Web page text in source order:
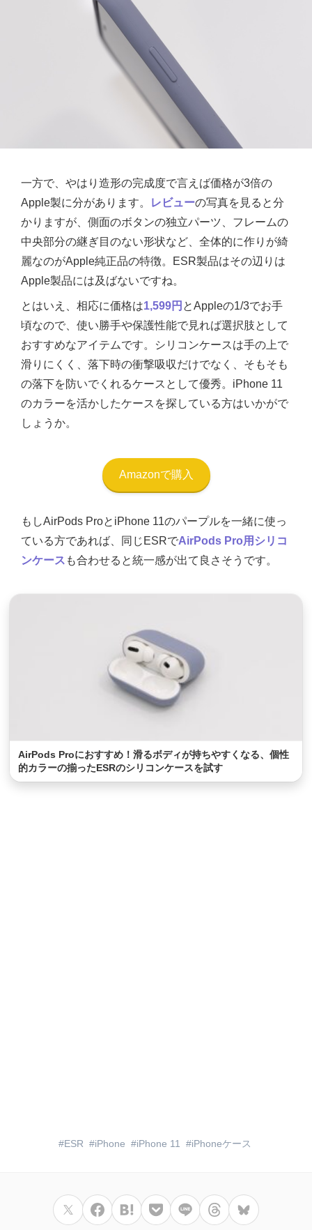
一方で、やはり造形の完成度で言えば価格が3倍の
Apple製に分があります。
レビューの写真を見ると分
かりますが、側面のボタンの独立パーツ、フレームの
中央部分の継ぎ目のない形状など、全体的に作りが綺
麗なのがApple純正品の特徴。ESR製品はその辺りは
Apple製品には及ばないですね。
とはいえ、相応に価格は1,599円 とAppleの1/3でお手
頃なので、使い勝手や保護性能で見れば選択肢として
おすすめなアイテムです。シリコンケースは手の上で
滑りにくく、落下時の衝撃吸収だけでなく、そもそも
の落下を防いでくれるケースとして優秀。iPhone 11
のカラーを活かしたケースを探している方はいかがで
しょうか。
Amazonで購入
もしAirPods ProとiPhone 11のパープルを一緒に使っ
ている方であれば、同じESRでAirPods Pro用シリコ
ンケース も合わせると統一感が出て良さそうです。
AirPods Proにおすすめ！滑るボディが持ちやすくなる、個性
的カラーの揃ったESRのシリコンケースを試す
ESR iPhone iPhone 11 iPhoneケース